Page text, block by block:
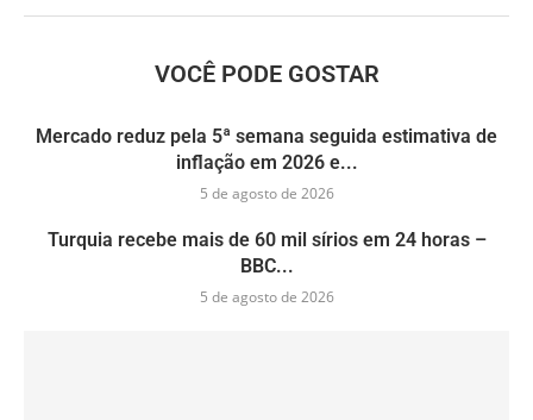
VOCÊ PODE GOSTAR
Mercado reduz pela 5ª semana seguida estimativa de
inflação em 2026 e...
5 de agosto de 2026
Turquia recebe mais de 60 mil sírios em 24 horas –
BBC...
5 de agosto de 2026